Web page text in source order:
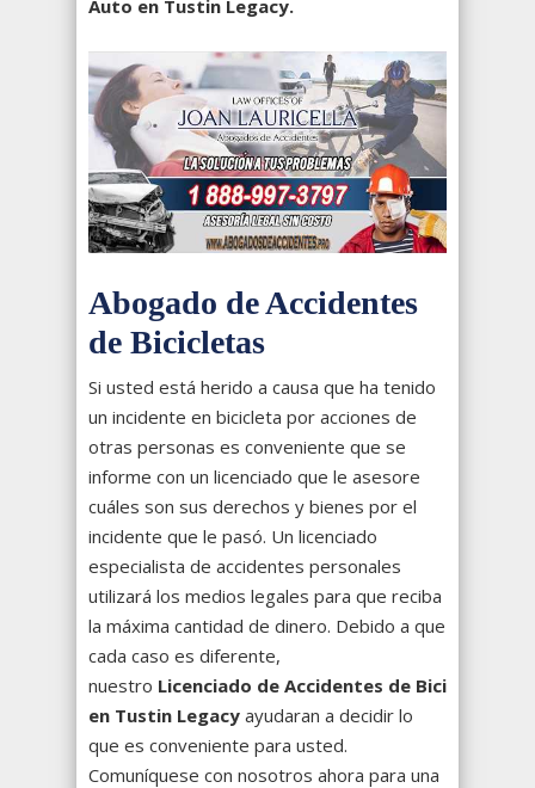
Auto en Tustin Legacy.
Abogado de Accidentes
de Bicicletas
Si usted está herido a causa que ha tenido
un incidente en bicicleta por acciones de
otras personas es conveniente que se
informe con un licenciado que le asesore
cuáles son sus derechos y bienes por el
incidente que le pasó. Un licenciado
especialista de accidentes personales
utilizará los medios legales para que reciba
la máxima cantidad de dinero. Debido a que
cada caso es diferente,
nuestro Licenciado de Accidentes de Bici
en Tustin Legacy ayudaran a decidir lo
que es conveniente para usted.
Comuníquese con nosotros ahora para una